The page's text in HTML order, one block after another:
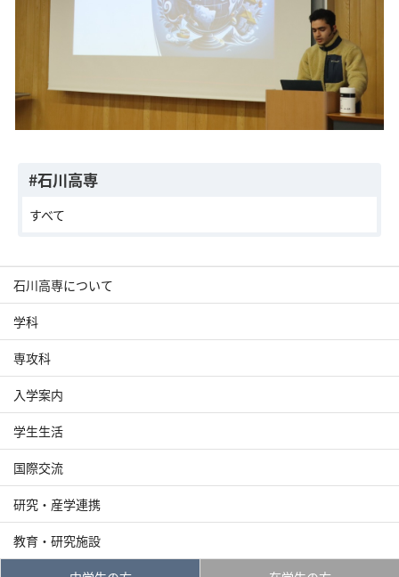
#石川高専
すべて
石川高専について
学科
専攻科
入学案内
学生生活
国際交流
研究・産学連携
教育・研究施設